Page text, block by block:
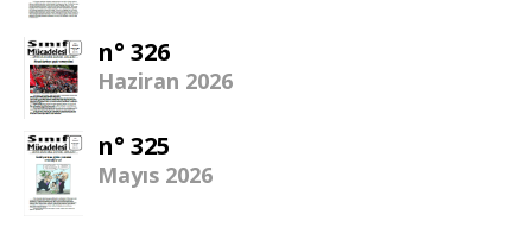
n° 326
Haziran 2026
n° 325
Mayıs 2026